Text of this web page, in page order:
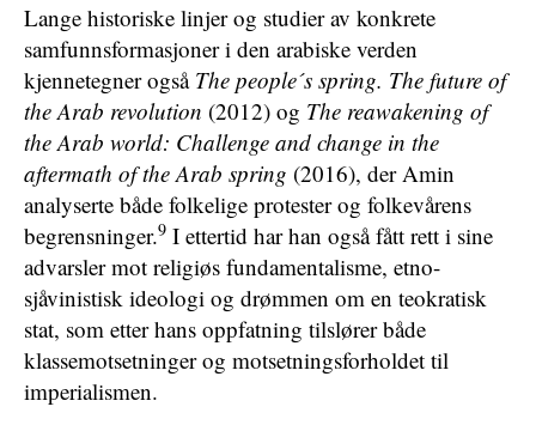
Lange historiske linjer og studier av konkrete
samfunnsformasjoner i den arabiske verden
kjennetegner også The people´s spring. The future of
the Arab revolution (2012) og The reawakening of
the Arab world: Challenge and change in the
aftermath of the Arab spring (2016), der Amin
analyserte både folkelige protester og folkevårens
begrensninger.9 I ettertid har han også fått rett i sine
advarsler mot religiøs fundamentalisme, etno-
sjåvinistisk ideologi og drømmen om en teokratisk
stat, som etter hans oppfatning tilslører både
klassemotsetninger og motsetningsforholdet til
imperialismen.